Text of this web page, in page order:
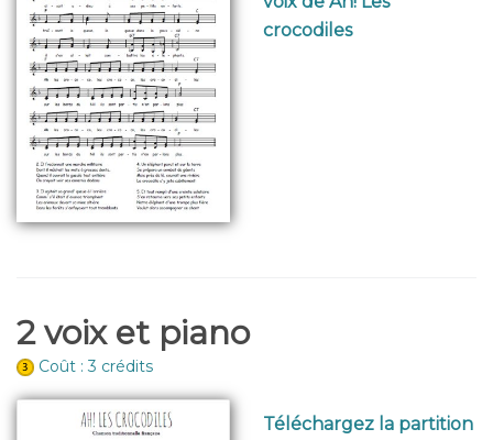
crocodiles
2 voix et piano
Coût : 3 crédits
Téléchargez la partition